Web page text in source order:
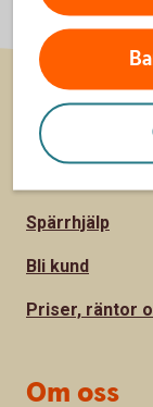
Sidfot
Hitta
Spärrhjälp
Bli kund
Priser, räntor
Om oss